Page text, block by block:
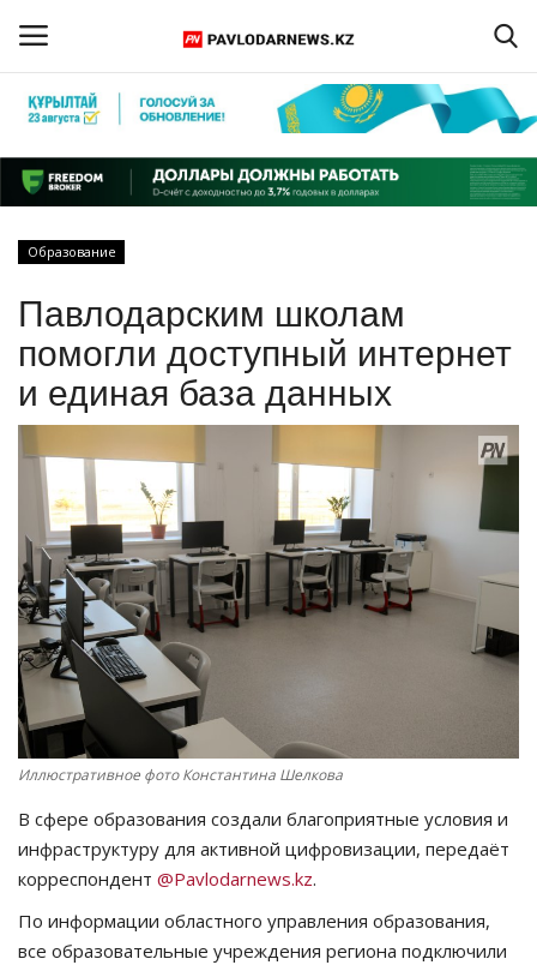
Регистрация
Главная
ПАВЛОДАРСКАЯ ОБЛАСТЬ
КАЗАХСТАН
МИР
СПЕЦПРОЕКТЫ
СПОРТ
Чек-лист
РАЗВЛЕЧЕНИЯ
OFFICIAL
Курултай
Язык
Қазақша Русский
Образование
Павлодарским школам
помогли доступный интернет
и единая база данных
Иллюстративное фото Константина Шелкова
В сфере образования создали благоприятные условия и
инфраструктуру для активной цифровизации, передаёт
корреспондент @Pavlodarnews.kz.
По информации областного управления образования,
все образовательные учреждения региона подключили